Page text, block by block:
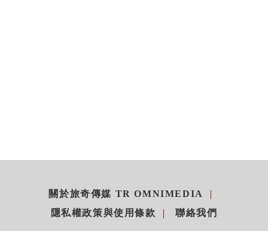
關於旅奇傳媒 TR OMNIMEDIA
隱私權政策與使用條款
聯絡我們